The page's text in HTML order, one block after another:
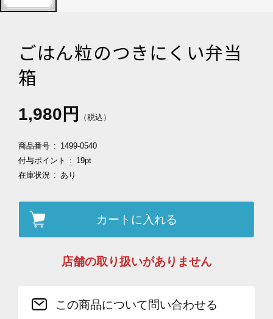
ごはん粒のつきにくい弁当
箱
1,980円 （税込）
商品番号
1499-0540
付与ポイント
19pt
在庫状況
あり
カートに入れる
店舗の取り扱いがありません
この商品について問い合わせる